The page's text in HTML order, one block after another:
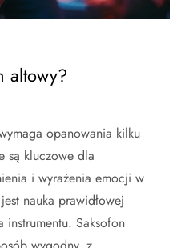
altowy?
opanowania kilku
są kluczowe dla
i wyrażenia emocji w
nauka prawidłowej
instrumentu. Saksofon